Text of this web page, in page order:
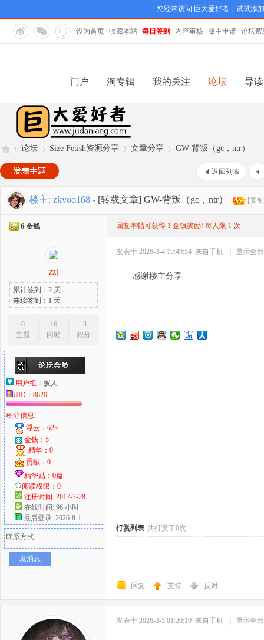
您经常访问 巨大爱好者，试试添
设为首页 收藏本站 每日签到 内容审核 版主申请 论坛帮
门户 淘专辑 我的关注 论坛 导读
巨
爱
»
论坛
›
Size Fetish资源分享
›
文章分享
›
GW-背叛（gc，ntr）
返回列表
楼主: zkyoo168 - [转载文章] GW-背叛（gc，ntr） [复
6 金钱 回复本帖可获得 1 金钱奖励! 每人限 1 次
zzj
累计签到：2 天
连续签到：1 天
0
主题
16
回帖
-3
积分
用户组： 蚁人
UID： 8620
积分信息:
浮云：623
金钱：5
精华：0
贡献：0
精华贴：0篇
阅读权限：0
注册时间: 2017-7-28
在线时间: 96 小时
最后登录: 2026-8-1
联系方式:
发消息
发表于 2026-3-4 19:49:54 来自手机 显示全
感谢楼主分享
打赏列表 共打赏了0次
回复 支持 反对
发表于 2026-3-5 01:20:19 来自手机 显示全